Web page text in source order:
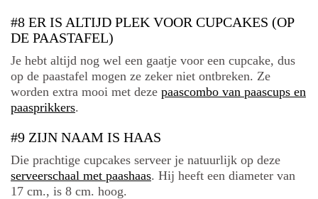
#8 ER IS ALTIJD PLEK VOOR CUPCAKES (OP
DE PAASTAFEL)
Je hebt altijd nog wel een gaatje voor een cupcake, dus
op de paastafel mogen ze zeker niet ontbreken. Ze
worden extra mooi met deze paascombo van paascups en
paasprikkers.
#9 ZIJN NAAM IS HAAS
Die prachtige cupcakes serveer je natuurlijk op deze
serveerschaal met paashaas. Hij heeft een diameter van
17 cm., is 8 cm. hoog.